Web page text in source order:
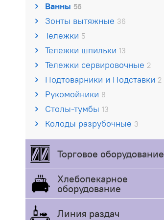
Ванны 56
Зонты вытяжные 36
Тележки 5
Тележки шпильки 13
Тележки сервировочные 2
Подтоварники и Подставки 2
Рукомойники 8
Столы-тумбы 13
Колоды разрубочные 3
Торговое оборудование
Хлебопекарное
оборудование
Линия раздач